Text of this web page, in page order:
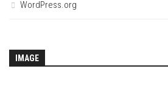
WordPress.org
IMAGE